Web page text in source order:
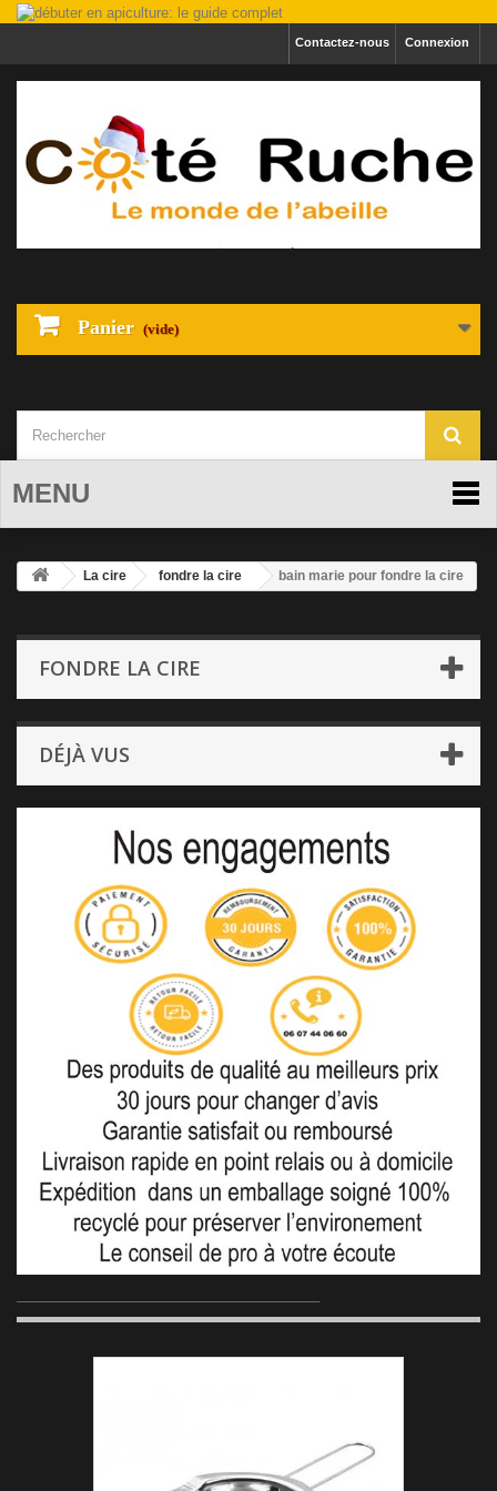
Connexion
Contactez-nous
Panier (vide)
MENU
La cire fondre la cire bain marie pour fondre la cire
FONDRE LA CIRE
DÉJÀ VUS